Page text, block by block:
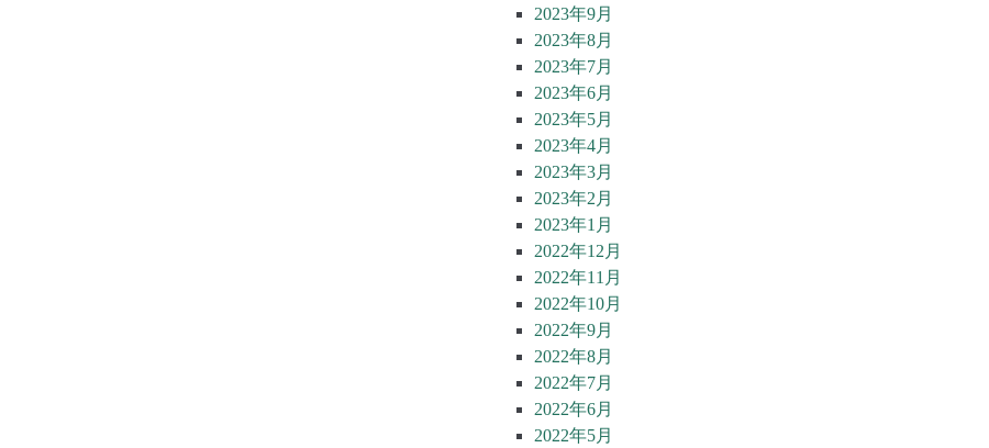
2023年9月
2023年8月
2023年7月
2023年6月
2023年5月
2023年4月
2023年3月
2023年2月
2023年1月
2022年12月
2022年11月
2022年10月
2022年9月
2022年8月
2022年7月
2022年6月
2022年5月